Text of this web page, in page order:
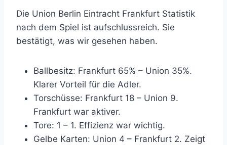
Die Union Berlin Eintracht Frankfurt Statistik
nach dem Spiel ist aufschlussreich. Sie
bestätigt, was wir gesehen haben.
Ballbesitz: Frankfurt 65% – Union 35%.
Klarer Vorteil für die Adler.
Torschüsse: Frankfurt 18 – Union 9.
Frankfurt war aktiver.
Tore: 1 – 1. Effizienz war wichtig.
Gelbe Karten: Union 4 – Frankfurt 2. Zeigt